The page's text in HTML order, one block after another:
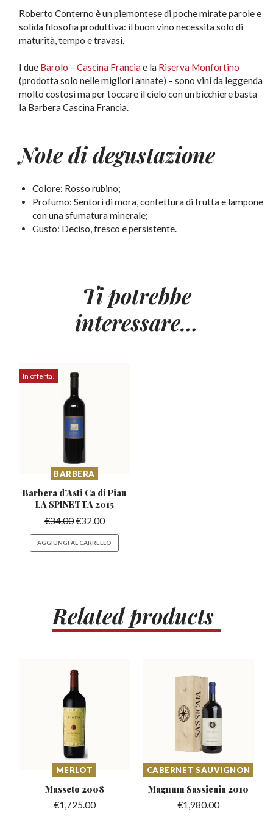
Roberto Conterno è un piemontese di poche mirate parole e
solida filosofia produttiva: il buon vino necessita solo di
maturità, tempo e travasi.
I due Barolo –Cascina Franciae la Riserva Monfortino
(prodotta solo nelle migliori annate) – sono vini da leggenda
molto costosi ma per toccare il cielo con un bicchiere basta
la Barbera Cascina Francia.
Note di degustazione
Colore: Rosso rubino;
Profumo: Sentori di mora, confettura di frutta e lampone
con una sfumatura minerale;
Gusto: Deciso, fresco e persistente.
Ti potrebbe
interessare…
In offerta!
BARBERA
Barbera d’Asti Ca di Pian
LA SPINETTA 2015
€34.00€32.00
AGGIUNGI AL CARRELLO
Relatedproducts
MERLOT
Masseto 2008
€1,725.00
CABERNET SAUVIGNON
Magnum Sassicaia 2010
€1,980.00